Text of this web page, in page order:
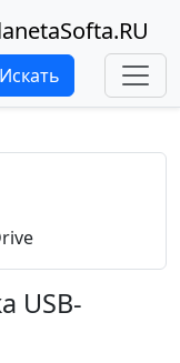
Искать
USB-